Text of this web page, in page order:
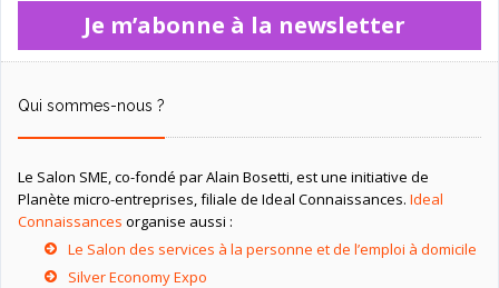
Je m’abonne à la newsletter
Qui sommes-nous ?
Le Salon SME, co-fondé par Alain Bosetti, est une initiative de
Planète micro-entreprises, filiale de Ideal Connaissances. Ideal
Connaissances organise aussi :
Le Salon des services à la personne et de l’emploi à domicile
Silver Economy Expo